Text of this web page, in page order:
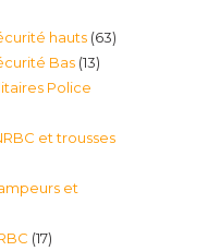
hauts 6363
Bas 1313
Police
et trousses
et
1717